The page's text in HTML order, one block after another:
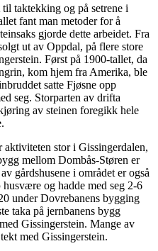
taktekking og på setrene i
fant man metoder for å
gjorde dette arbeidet. Fra
ut av Oppdal, på flere store
Først på 1900-tallet, da
kom hjem fra Amerika, ble
satte Fjøsne opp
seg. Storparten av drifta
av steinen foregikk hele
stor i Gissingerdalen,
mellom Dombås-Støren er
gårdshusene i området er også
og hadde med seg 2-6
under Dovrebanens bygging
taka på jernbanens bygg
Gissingerstein. Mange av
med Gissingerstein.